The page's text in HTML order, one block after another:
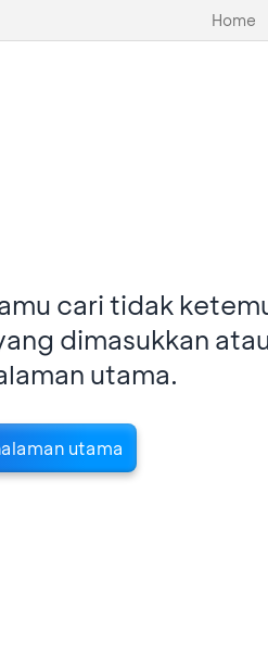
Home
cari tidak
dimasukkan
utama.
utama